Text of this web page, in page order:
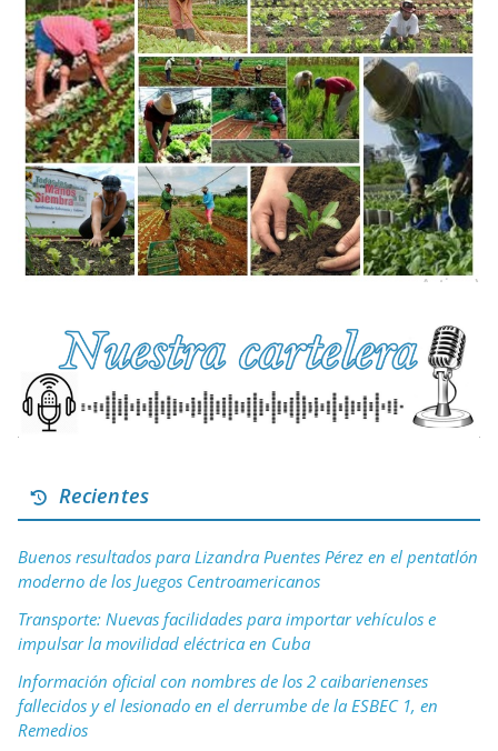
Recientes
Buenos resultados para Lizandra Puentes Pérez en el pentatlón
moderno de los Juegos Centroamericanos
Transporte: Nuevas facilidades para importar vehículos e
impulsar la movilidad eléctrica en Cuba
Información oficial con nombres de los 2 caibarienenses
fallecidos y el lesionado en el derrumbe de la ESBEC 1, en
Remedios